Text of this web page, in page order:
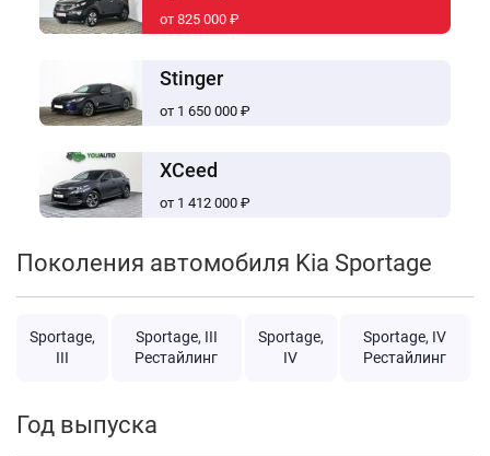
от 825 000 ₽
Stinger
от 1 650 000 ₽
XCeed
от 1 412 000 ₽
Поколения автомобиля Kia Sportage
Sportage,
III
Sportage, III
Рестайлинг
Sportage,
IV
Sportage, IV
Рестайлинг
Год выпуска